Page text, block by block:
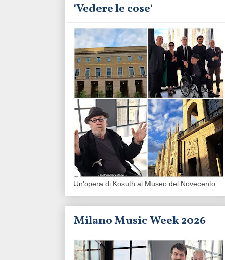
'Vedere le cose'
Un'opera di Kosuth al Museo del Novecento
Milano Music Week 2026